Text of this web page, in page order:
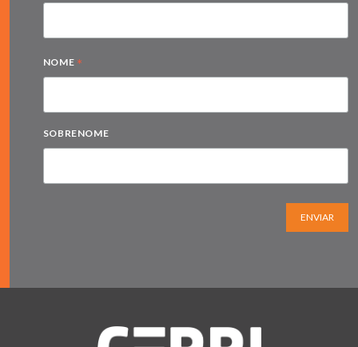
NOME *
SOBRENOME
ENVIAR